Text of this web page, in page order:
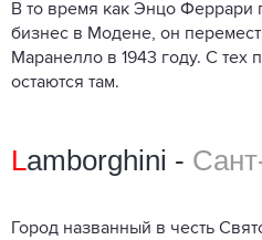
В то время как Энцо Феррари
бизнес в Модене, он
Маранелло в 1943 году. С тех
остаются там.
Lamborghini -
Город названный в честь